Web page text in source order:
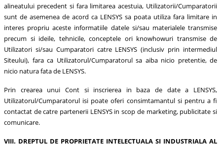
alineatului precedent si fara limitarea acestuia, Utilizatorii/Cumparatorii
sunt de asemenea de acord ca LENSYS sa poata utiliza fara limitare in
interes propriu aceste informatiile datele si/sau materialele transmise
precum si ideile, tehnicile, conceptele ori knowhowuri transmise de
Utilizatori si/sau Cumparatori catre LENSYS (inclusiv prin intermediul
Siteului), fara ca Utilizatorul/Cumparatorul sa aiba nicio pretentie, de
nicio natura fata de LENSYS.
Prin crearea unui Cont si inscrierea in baza de date a LENSYS,
Utilizatorul/Cumparatorul isi poate oferi consimtamantul si pentru a fi
contactat de catre partenerii LENSYS in scop de marketing, publicitate si
comunicare.
VIII. DREPTUL DE PROPRIETATE INTELECTUALA SI INDUSTRIALA AL